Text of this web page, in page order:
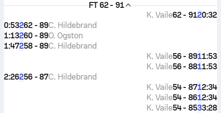
FT 62 - 91
0:32
2
62 - 91
K. Vaile
0:53262 - 89C. Hildebrand
1:13260 - 89O. Ogston
1:47258 - 89C. Hildebrand
1:53
1
56 - 89
K. Vaile
1:53
1
56 - 88
K. Vaile
2:26256 - 87C. Hildebrand
2:34
1
54 - 87
K. Vaile
2:34
1
54 - 86
K. Vaile
3:28
3
54 - 85
K. Vaile